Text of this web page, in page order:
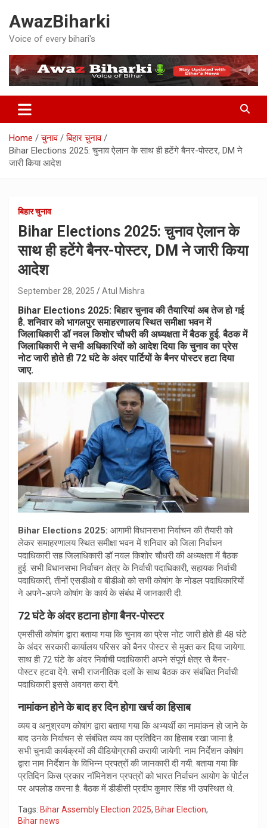
content
AwazBiharki
Voice of every bihari's
Home चुनाव
बिहार चुनाव
Bihar Elections 2025: चुनाव ऐलान के साथ ही हटेंगे बैनर-पोस्टर, DM ने
जारी किया आदेश
बिहार चुनाव
Bihar Elections 2025: चुनाव ऐलान के
साथ ही हटेंगे बैनर-पोस्टर, DM ने जारी किया
आदेश
September 28, 2025 Atul Mishra
Bihar Elections 2025: बिहार चुनाव की तैयारियां अब तेज हो गई
है. शनिवार को भागलपुर समाहरणालय स्थित समीक्षा भवन में
जिलाधिकारी डॉ नवल किशोर चौधरी की अध्यक्षता में बैठक हुई. बैठक में
जिलाधिकारी ने सभी अधिकारियों को आदेश दिया कि चुनाव का प्रेस
नोट जारी होते ही 72 घंटे के अंदर पार्टियों के बैनर पोस्टर हटा दिया
जाए.
Bihar Elections 2025: आगामी विधानसभा निर्वाचन की तैयारी को
लेकर समाहरणालय स्थित समीक्षा भवन में शनिवार को जिला निर्वाचन
पदाधिकारी सह जिलाधिकारी डॉ नवल किशोर चौधरी की अध्यक्षता में बैठक
हुई. सभी विधानसभा निर्वाचन क्षेत्र के निर्वाची पदाधिकारी, सहायक निर्वाची
पदाधिकारी, तीनों एसडीओ व बीडीओ को सभी कोषांग के नोडल पदाधिकारियों
ने अपने-अपने कोषांग के कार्य के संबंध में जानकारी दी.
72 घंटे के अंदर हटाना होगा बैनर-पोस्टर
एमसीसी कोषांग द्वारा बताया गया कि चुनाव का प्रेस नोट जारी होते ही 48 घंटे
के अंदर सरकारी कार्यालय परिसर को बैनर पोस्टर से मुक्त कर दिया जायेगा.
साथ ही 72 घंटे के अंदर निर्वाची पदाधिकारी अपने संपूर्ण क्षेत्र से बैनर-
पोस्टर हटवा देंगे. सभी राजनीतिक दलों के साथ बैठक कर संबंधित निर्वाची
पदाधिकारी इससे अवगत करा देंगे.
नामांकन होने के बाद हर दिन होगा खर्च का हिसाब
व्यय व अनुश्रवण कोषांग द्वारा बताया गया कि अभ्यर्थी का नामांकन हो जाने के
बाद उनके निर्वाचन से संबंधित व्यय का प्रतिदिन का हिसाब रखा जाना है.
सभी चुनावी कार्यक्रमों की वीडियोग्राफी करायी जायेगी. नाम निर्देशन कोषांग
द्वारा नाम निर्देशन के विभिन्न प्रपत्रों की जानकारी दी गयी. बताया गया कि
प्रतिदिन किस प्रकार नॉमिनेशन प्रपत्रों को भारत निर्वाचन आयोग के पोर्टल
पर अपलोड करना है. बैठक में डीडीसी प्रदीप कुमार सिंह भी उपस्थित थे.
Tags: Bihar Assembly Election 2025, Bihar Election,
Bihar news